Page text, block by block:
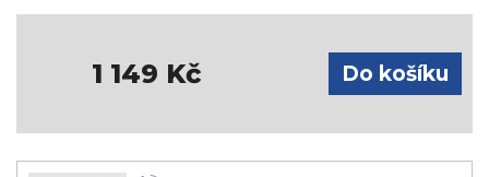
1 149 Kč